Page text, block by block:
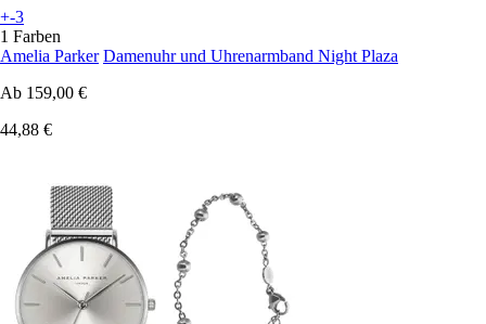
+-3
1 Farben
Amelia Parker Damenuhr und Uhrenarmband Night Plaza
Ab 159,00 €
44,88 €